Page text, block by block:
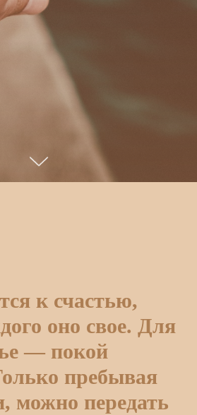
к счастью,
оно свое. Для
— покой
пребывая
можно передать